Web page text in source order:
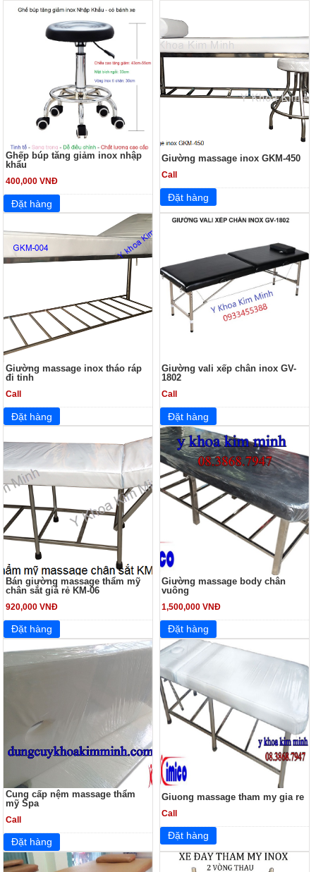
Tp.HCM, vui lòng truy cập website hàng ngày để biết
thêm nhiều sản phẩm mới được update thường
===========================
Ghếp búp tăng giảm inox nhập
khẩu
400,000 VNĐ
Giường massage inox GKM-450
Call
Giường massage inox tháo ráp
đi tỉnh
Call
Giường vali xếp chân inox GV-
1802
Call
Bán giường massage thẩm mỹ
chân sắt giá rẻ KM-06
920,000 VNĐ
Giường massage body chân
vuông
1,500,000 VNĐ
Cung cấp nệm massage thẩm
mỹ Spa
Call
Giuong massage tham my gia re
Call